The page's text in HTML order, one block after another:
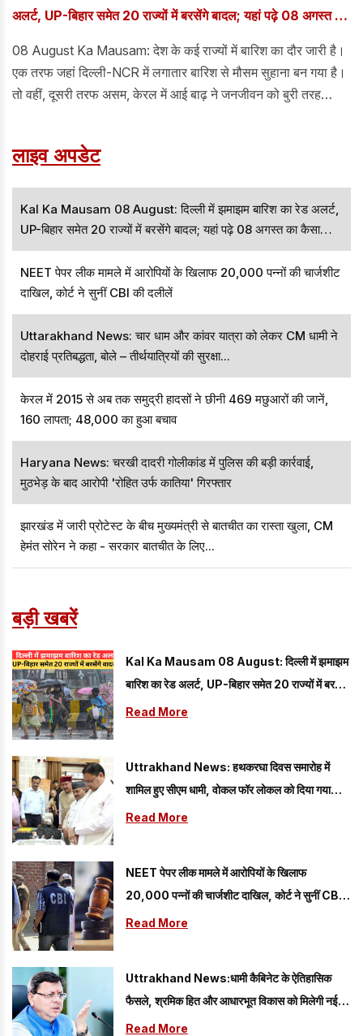
अलर्ट, UP-बिहार समेत 20 राज्यों में बरसेंगे बादल; यहां पढ़े 08 अगस्त का
08 August Ka Mausam: देश के कई राज्यों में बारिश का दौर जारी है।
एक तरफ जहां दिल्ली-NCR में लगातार बारिश से मौसम सुहाना बन गया है।
तो वहीं, दूसरी तरफ असम, केरल में आई बाढ़ ने जनजीवन को बुरी तरह
लाइव अपडेट
Kal Ka Mausam 08 August: दिल्ली में झमाझम बारिश का रेड अलर्ट,
UP-बिहार समेत 20 राज्यों में बरसेंगे बादल; यहां पढ़े 08 अगस्त का कैसा
रहेगा मौसम
NEET पेपर लीक मामले में आरोपियों के खिलाफ 20,000 पन्नों की चार्जशीट
दाखिल, कोर्ट ने सुनीं CBI की दलीलें
Uttarakhand News: चार धाम और कांवर यात्रा को लेकर CM धामी ने
दोहराई प्रतिबद्धता, बोले – तीर्थयात्रियों की सुरक्षा...
केरल में 2015 से अब तक समुद्री हादसों ने छीनी 469 मछुआरों की जानें,
160 लापता; 48,000 का हुआ बचाव
Haryana News: चरखी दादरी गोलीकांड में पुलिस की बड़ी कार्रवाई,
मुठभेड़ के बाद आरोपी 'रोहित उर्फ कातिया' गिरफ्तार
झारखंड में जारी प्रोटेस्ट के बीच मुख्यमंत्री से बातचीत का रास्ता खुला, CM
हेमंत सोरेन ने कहा - सरकार बातचीत के लिए...
बड़ी खबरें
Kal Ka Mausam 08 August: दिल्ली में झमाझम
बारिश का रेड अलर्ट, UP-बिहार समेत 20 राज्यों में बरसेंगे
बादल; यहां पढ़े 08 अगस्त का कैसा रहेगा मौसम
Read More
Uttrakhand News: हथकरघा दिवस समारोह में
शामिल हुए सीएम धामी, वोकल फॉर लोकल को दिया गया
प्रोत्साहन
Read More
NEET पेपर लीक मामले में आरोपियों के खिलाफ
20,000 पन्नों की चार्जशीट दाखिल, कोर्ट ने सुनीं CBI
की दलीलें
Read More
Uttrakhand News:धामी कैबिनेट के ऐतिहासिक
फैसले, श्रमिक हित और आधारभूत विकास को मिलेगी नई
गति
Read More